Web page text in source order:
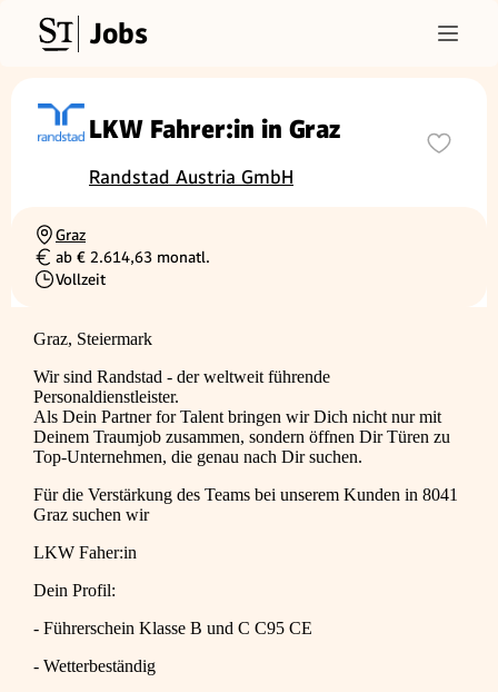
Jobs
LKW Fahrer:in in Graz
Randstad Austria GmbH
Ortschaft
Graz
Gehalt
ab € 2.614,63 monatl.
Beschäftigungsart
Vollzeit
Graz, Steiermark
Wir sind Randstad - der weltweit führende
Personaldienstleister.
Als Dein Partner for Talent bringen wir Dich nicht nur mit
Deinem Traumjob zusammen, sondern öffnen Dir Türen zu
Top-Unternehmen, die genau nach Dir suchen.
Für die Verstärkung des Teams bei unserem Kunden in 8041
Graz suchen wir
LKW Faher:in
Dein Profil:
- Führerschein Klasse B und C C95 CE
- Wetterbeständig